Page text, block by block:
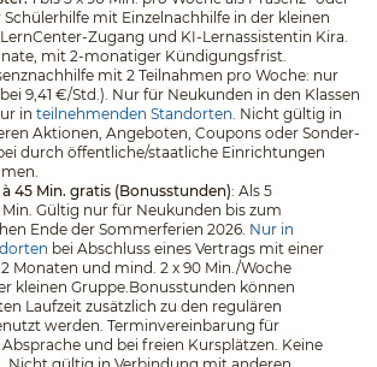
mit Einzelnachhilfe in der kleinen
Zugang und KI-Lernassistentin Kira.
mit 2-monatiger Kündigungsfrist.
mit 2 Teilnahmen pro Woche: nur
9,41 €/Std.). Nur für Neukunden in den Klassen
in teilnehmenden Standorten. Nicht gültig in
Aktionen, Angeboten, Coupons oder Sonder-
durch öffentliche/staatliche Einrichtungen
45 Min. gratis (Bonusstunden): Als 5
Gültig nur für Neukunden bis zum
Ende der Sommerferien 2026. Nur in
bei Abschluss eines Vertrags mit einer
Monaten und mind. 2 x 90 Min./Woche
kleinen Gruppe.Bonusstunden können
Laufzeit zusätzlich zu den regulären
werden. Terminvereinbarung für
und bei freien Kursplätzen. Keine